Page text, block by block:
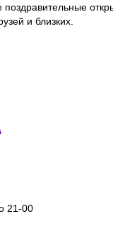
и близких.
21-00